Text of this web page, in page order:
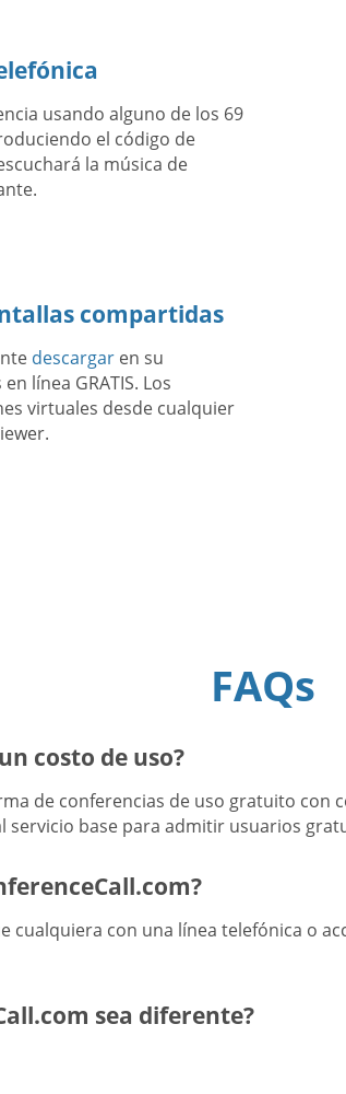
usando alguno de los 69
el código de
la música de
compartidas
descargar en su
línea GRATIS. Los
virtuales desde cualquier
FAQs
costo de uso?
de conferencias de uso gratuito con
servicio base para admitir usuarios
cualquiera con una línea telefónica o
sea diferente?